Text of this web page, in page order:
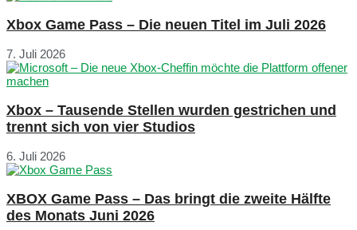
Xbox Game Pass – Die neuen Titel im Juli 2026
7. Juli 2026
Xbox – Tausende Stellen wurden gestrichen und
trennt sich von vier Studios
6. Juli 2026
XBOX Game Pass – Das bringt die zweite Hälfte
des Monats Juni 2026